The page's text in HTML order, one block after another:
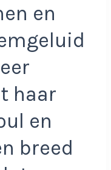
en
haar
en
breed